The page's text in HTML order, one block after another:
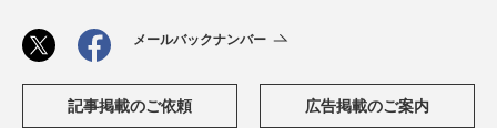
メールバックナンバー
記事掲載のご依頼 広告掲載のご案内